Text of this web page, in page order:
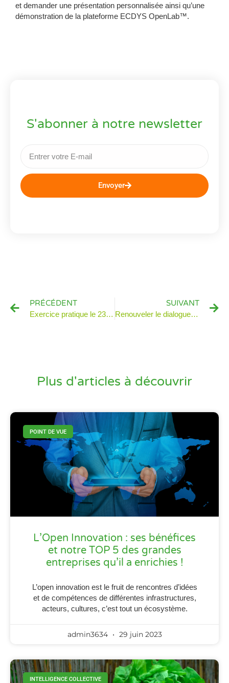
et demander une présentation personnalisée ainsi qu’une
démonstration de la plateforme ECDYS OpenLab™.
S'abonner à notre newsletter
Envoyer
PRÉCÉDENT
Exercice pratique le 23 mai prochain : Comment innover concrètement avec une plateforme collaborative ?
SUIVANT
Renouveler le dialogue de la DSI avec les métiers
Plus d'articles à découvrir
POINT DE VUE
L’Open Innovation : ses bénéfices
et notre TOP 5 des grandes
entreprises qu’il a enrichies !
L’open innovation est le fruit de rencontres d’idées
et de compétences de différentes infrastructures,
acteurs, cultures, c’est tout un écosystème.
admin3634 29 juin 2023
INTELLIGENCE COLLECTIVE